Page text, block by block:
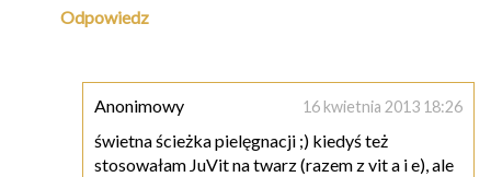
Odpowiedz
Anonimowy 16 kwietnia 2013 18:26
świetna ścieżka pielęgnacji ;) kiedyś też
stosowałam JuVit na twarz (razem z vit a i e), ale